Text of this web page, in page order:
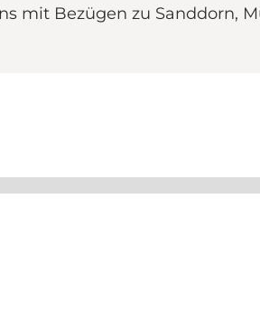
mit Bezügen zu Sanddorn,